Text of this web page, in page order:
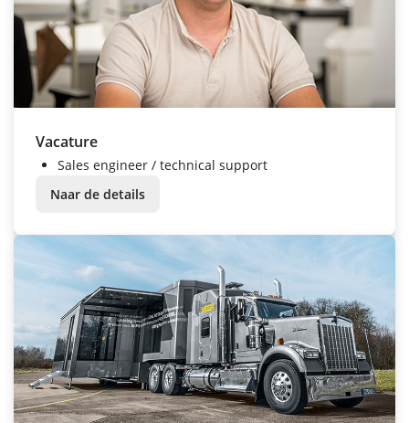
Vacature
Sales engineer / technical support
Naar de details